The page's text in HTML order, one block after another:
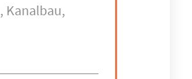
Kanalbau